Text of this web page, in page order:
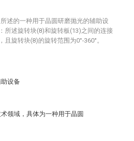
设备
领域，具体为一种用于晶圆
述的一种用于晶圆研磨抛光的辅助设
所述旋转块(8)和旋转板(13)之间的连接
且旋转块(8)的旋转范围为0°-360°。